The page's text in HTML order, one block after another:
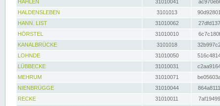
HAHLEN
31010041
HALDENSLEBEN
3101013
HANN. LIST
31010062
HÖRSTEL
31010010
KANALBRÜCKE
3101018
LOHNDE
31010050
LÜBBECKE
31010031
MEHRUM
31010071
NIENBRÜGGE
31010044
RECKE
31010011